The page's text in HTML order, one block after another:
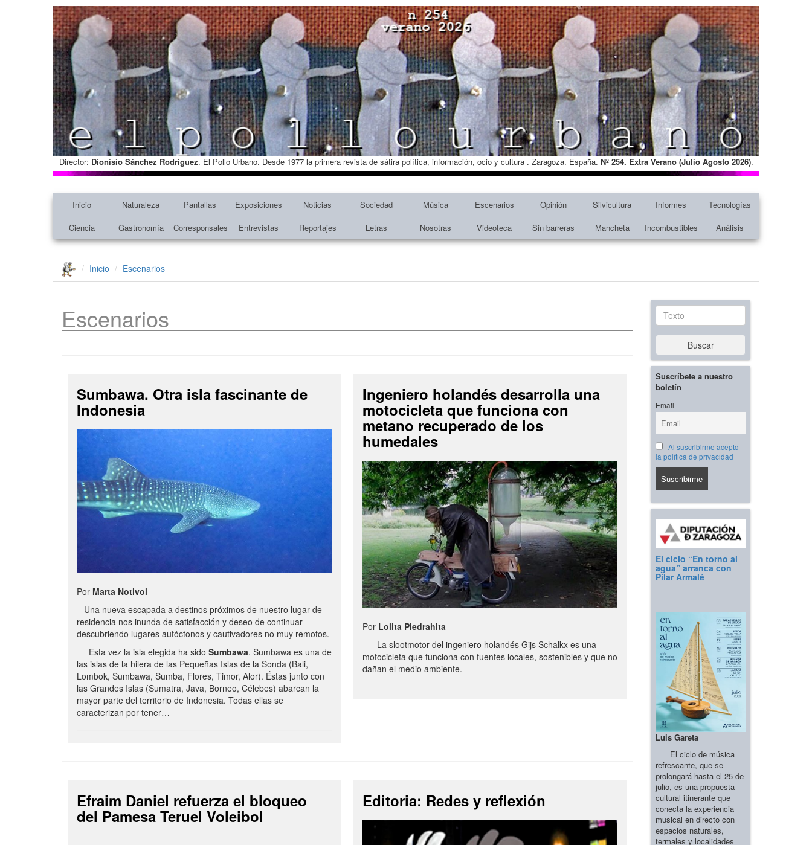
Director: Dionisio Sánchez Rodríguez. El Pollo Urbano. Desde 1977 la primera revista de sátira política, información, ocio y cultura . Zaragoza. España. Nº 254. Extra Verano (Julio Agosto 2026).
Inicio Naturaleza Pantallas Exposiciones Noticias Sociedad Música Escenarios Opinión Silvicultura Informes
Tecnologías
Ciencia
Gastronomía Corresponsales Entrevistas Reportajes Letras Nosotras Videoteca Sin barreras Mancheta Incombustibles Análisis
Inicio Escenarios
Escenarios
Sumbawa. Otra isla fascinante de
Indonesia
Por Marta Notivol
Una nueva escapada a destinos próximos de nuestro lugar de
residencia nos inunda de satisfacción y deseo de continuar
descubriendo lugares autóctonos y cautivadores no muy remotos.
Esta vez la isla elegida ha sido Sumbawa. Sumbawa es una de
las islas de la hilera de las Pequeñas Islas de la Sonda (Bali,
Lombok, Sumbawa, Sumba, Flores, Timor, Alor). Éstas junto con
las Grandes Islas (Sumatra, Java, Borneo, Célebes) abarcan la
mayor parte del territorio de Indonesia. Todas ellas se
caracterizan por tener…
Ingeniero holandés desarrolla una
motocicleta que funciona con
metano recuperado de los
humedales
Por Lolita Piedrahita
La slootmotor del ingeniero holandés Gijs Schalkx es una
motocicleta que funciona con fuentes locales, sostenibles y que no
dañan el medio ambiente.
Efraim Daniel refuerza el bloqueo
del Pamesa Teruel Voleibol
Editoria: Redes y reflexión
Texto
Buscar
Suscríbete a nuestro
boletín
Email
Al suscribirme acepto
la política de privacidad
El ciclo “En torno al
agua” arranca con
Pilar Armalé
Luis Gareta
El ciclo de música
refrescante, que se
prolongará hasta el 25 de
julio, es una propuesta
cultural itinerante que
conecta la experiencia
musical en directo con
espacios naturales,
termales y localidades